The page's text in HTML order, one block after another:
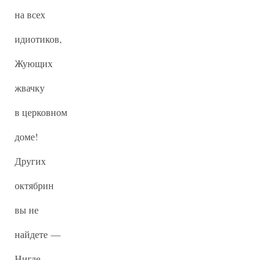
на всех
идиотиков,
Жующих
жвачку
в церковном
доме!
Других
октябрин
вы не
найдете —